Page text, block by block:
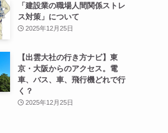
「建設業の職場人間関係ストレ
ス対策」について
2025年12月25日
【出雲大社の行き方ナビ】東
京・大阪からのアクセス。電
車、バス、車、飛行機どれで行
く？
2025年12月25日